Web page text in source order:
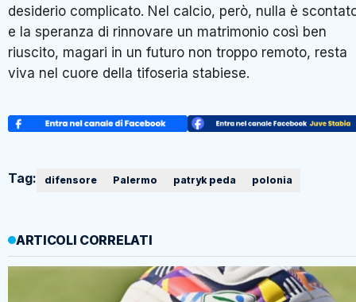
desiderio complicato. Nel calcio, però, nulla è
e la speranza di rinnovare un matrimonio così ben
riuscito, magari in un futuro non troppo remoto, resta
viva nel cuore della tifoseria stabiese.
Tag: difensore Palermo patryk peda polonia
ARTICOLI CORRELATI